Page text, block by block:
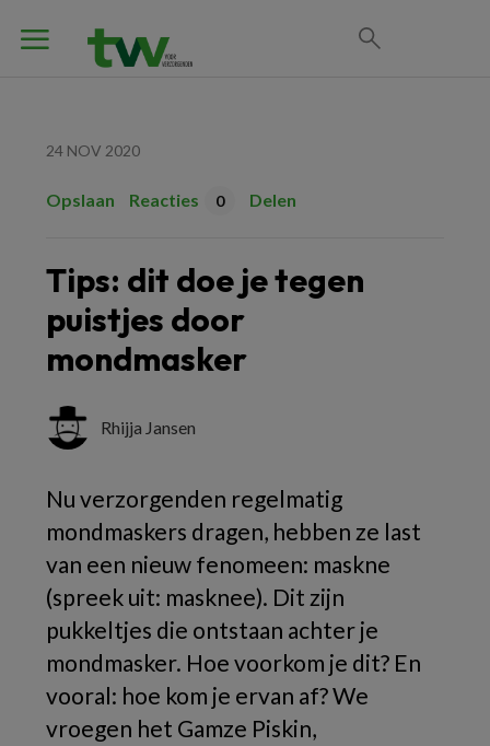
24 NOV 2020
Opslaan Reacties 0 Delen
Tips: dit doe je tegen
puistjes door
mondmasker
Rhijja Jansen
Nu verzorgenden regelmatig
mondmaskers dragen, hebben ze last
van een nieuw fenomeen: maskne
(spreek uit: masknee). Dit zijn
pukkeltjes die ontstaan achter je
mondmasker. Hoe voorkom je dit? En
vooral: hoe kom je ervan af? We
vroegen het Gamze Piskin,